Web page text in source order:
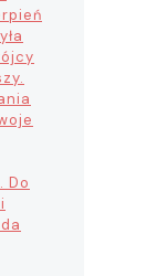
Do